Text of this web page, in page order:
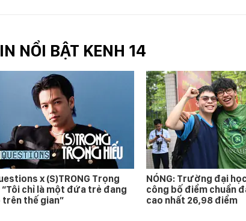
NỔI BẬT KENH 14
x (S)TRONG Trọng
“Tôi chỉ là một đứa trẻ đang
thế gian”
NÓNG: Trường đại
công bố điểm chuẩn
cao nhất 26,98 điểm